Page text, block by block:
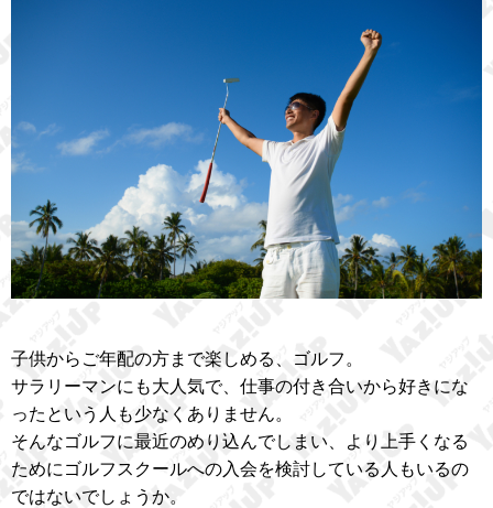
子供からご年配の方まで楽しめる、ゴルフ。
サラリーマンにも大人気で、仕事の付き合いから好きにな
ったという人も少なくありません。
そんなゴルフに最近のめり込んでしまい、より上手くなる
ためにゴルフスクールへの入会を検討している人もいるの
ではないでしょうか。